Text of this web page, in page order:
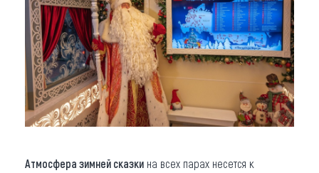
Атмосфера зимней сказки на всех парах несется к